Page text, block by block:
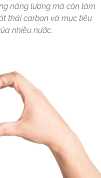
năng lượng mà còn làm
thải carbon và mục tiêu
nhiều nước.